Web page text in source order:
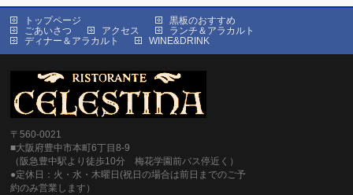
トップページ
ごあいさつ
アクセス
黒板のおすすめ
ランチ＆アラカルト
ディナー＆アラカルト
WINE&DRINK
〒560-0021
■大阪府豊中市本町6丁目8-9
（阪急豊中駅より徒歩10分 梅花学園前バス停近く）
●定休日：火・水・木曜日(祝日の場合は前日までのご予
約のみ営業します）